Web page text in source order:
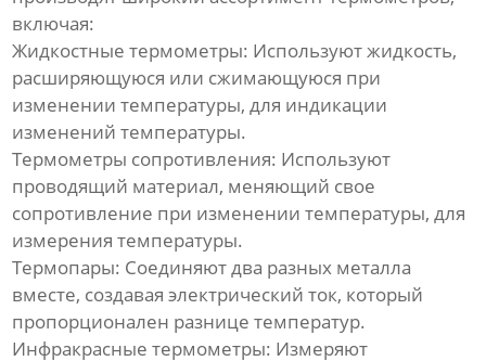
включая:
Жидкостные термометры: Используют жидкость,
расширяющуюся или сжимающуюся при
изменении температуры, для индикации
изменений температуры.
Термометры сопротивления: Используют
проводящий материал, меняющий свое
сопротивление при изменении температуры, для
измерения температуры.
Термопары: Соединяют два разных металла
вместе, создавая электрический ток, который
пропорционален разнице температур.
Инфракрасные термометры: Измеряют